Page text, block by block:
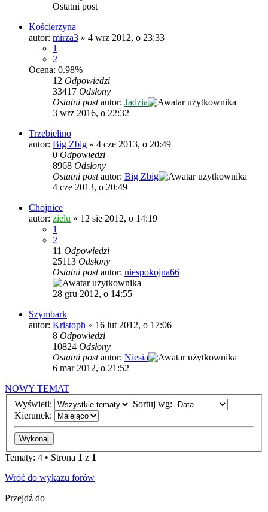
Ostatni post
Kościerzyna
autor: mirza3 » 4 wrz 2012, o 23:33
1
2
Ocena: 0.98%
12 Odpowiedzi
33417 Odsłony
Ostatni postautor: Jadzia
3 wrz 2016, o 22:32
Trzebielino
autor: Big Zbig » 4 cze 2013, o 20:49
0 Odpowiedzi
8968 Odsłony
Ostatni postautor: Big Zbig
4 cze 2013, o 20:49
Chojnice
autor: zielu » 12 sie 2012, o 14:19
1
2
11 Odpowiedzi
25113 Odsłony
Ostatni postautor: niespokojna66
28 gru 2012, o 14:55
Szymbark
autor: Kristoph » 16 lut 2012, o 17:06
8 Odpowiedzi
10824 Odsłony
Ostatni postautor: Niesia
6 mar 2012, o 21:52
NOWY TEMAT
Wyświetl:
Sortuj wg:
Kierunek:
Tematy: 4 • Strona 1 z 1
Wróć do wykazu forów
Przejdź do